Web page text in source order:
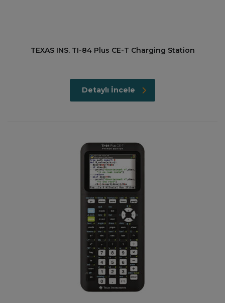
TEXAS INS. TI-84 Plus CE-T Charging Station
Detaylı İncele